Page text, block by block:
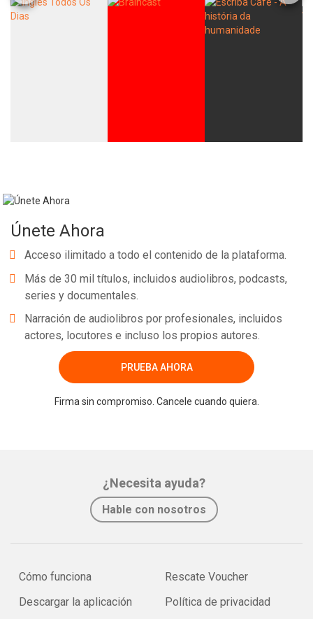
Únete Ahora
Acceso ilimitado a todo el contenido de la plataforma.
Más de 30 mil títulos, incluidos audiolibros, podcasts,
series y documentales.
Narración de audiolibros por profesionales, incluidos
actores, locutores e incluso los propios autores.
PRUEBA AHORA
Firma sin compromiso. Cancele cuando quiera.
¿Necesita ayuda?
Hable con nosotros
Cómo funciona
Descargar la aplicación
Rescate Voucher
Política de privacidad